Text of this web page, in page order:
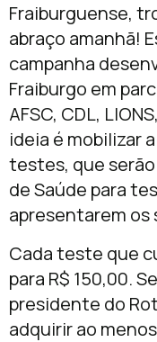
Fraiburguense,
abraço amanhã!
campanha
Fraiburgo em
AFSC, CDL,
ideia é mobilizar
testes, que
de Saúde para
apresentarem os
Cada teste que
para R$ 150,00.
presidente do
adquirir ao